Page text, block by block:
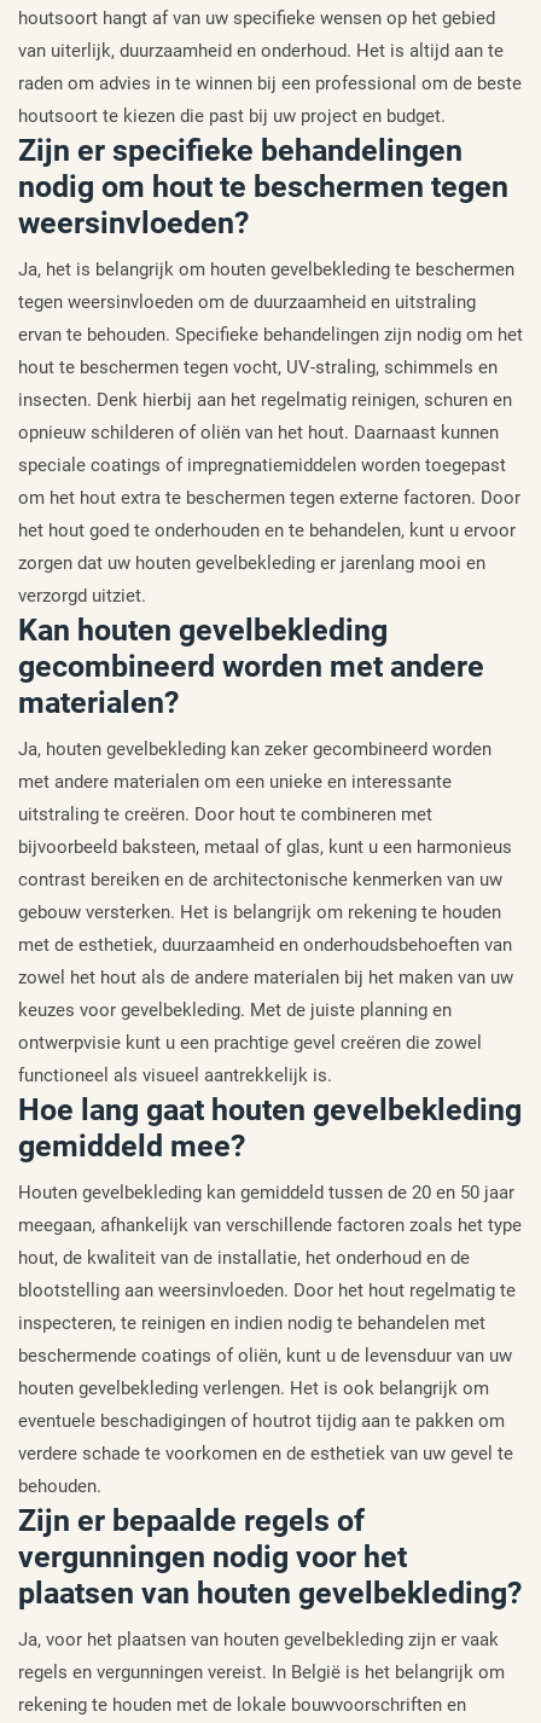
houtsoort hangt af van uw specifieke wensen op het gebied
van uiterlijk, duurzaamheid en onderhoud. Het is altijd aan te
raden om advies in te winnen bij een professional om de beste
houtsoort te kiezen die past bij uw project en budget.
Zijn er specifieke behandelingen
nodig om hout te beschermen tegen
weersinvloeden?
Ja, het is belangrijk om houten gevelbekleding te beschermen
tegen weersinvloeden om de duurzaamheid en uitstraling
ervan te behouden. Specifieke behandelingen zijn nodig om het
hout te beschermen tegen vocht, UV-straling, schimmels en
insecten. Denk hierbij aan het regelmatig reinigen, schuren en
opnieuw schilderen of oliën van het hout. Daarnaast kunnen
speciale coatings of impregnatiemiddelen worden toegepast
om het hout extra te beschermen tegen externe factoren. Door
het hout goed te onderhouden en te behandelen, kunt u ervoor
zorgen dat uw houten gevelbekleding er jarenlang mooi en
verzorgd uitziet.
Kan houten gevelbekleding
gecombineerd worden met andere
materialen?
Ja, houten gevelbekleding kan zeker gecombineerd worden
met andere materialen om een unieke en interessante
uitstraling te creëren. Door hout te combineren met
bijvoorbeeld baksteen, metaal of glas, kunt u een harmonieus
contrast bereiken en de architectonische kenmerken van uw
gebouw versterken. Het is belangrijk om rekening te houden
met de esthetiek, duurzaamheid en onderhoudsbehoeften van
zowel het hout als de andere materialen bij het maken van uw
keuzes voor gevelbekleding. Met de juiste planning en
ontwerpvisie kunt u een prachtige gevel creëren die zowel
functioneel als visueel aantrekkelijk is.
Hoe lang gaat houten gevelbekleding
gemiddeld mee?
Houten gevelbekleding kan gemiddeld tussen de 20 en 50 jaar
meegaan, afhankelijk van verschillende factoren zoals het type
hout, de kwaliteit van de installatie, het onderhoud en de
blootstelling aan weersinvloeden. Door het hout regelmatig te
inspecteren, te reinigen en indien nodig te behandelen met
beschermende coatings of oliën, kunt u de levensduur van uw
houten gevelbekleding verlengen. Het is ook belangrijk om
eventuele beschadigingen of houtrot tijdig aan te pakken om
verdere schade te voorkomen en de esthetiek van uw gevel te
behouden.
Zijn er bepaalde regels of
vergunningen nodig voor het
plaatsen van houten gevelbekleding?
Ja, voor het plaatsen van houten gevelbekleding zijn er vaak
regels en vergunningen vereist. In België is het belangrijk om
rekening te houden met de lokale bouwvoorschriften en